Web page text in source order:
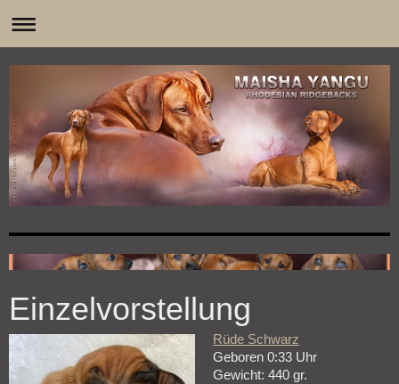
Einzelvorstellung
Rüde Schwarz
Geboren 0:33 Uhr
Gewicht: 440 gr.